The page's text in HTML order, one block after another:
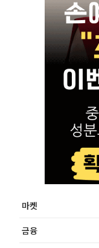
마켓
금융